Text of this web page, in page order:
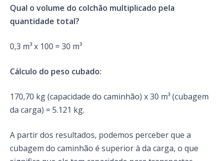
Qual o volume do colchão multiplicado pela
quantidade total?
0,3 m³ x 100 = 30 m³
Cálculo do peso cubado:
170,70 kg (capacidade do caminhão) x 30 m³ (cubagem
da carga) = 5.121 kg.
A partir dos resultados, podemos perceber que a
cubagem do caminhão é superior à da carga, o que